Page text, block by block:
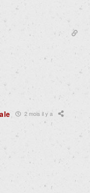
2 mois il y a